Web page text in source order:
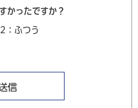
かったですか？
2：ふつう